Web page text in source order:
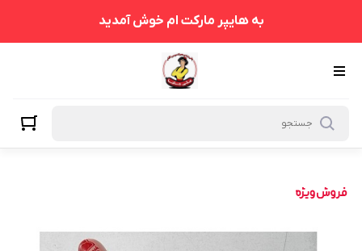
به هایپر مارکت ام خوش آمدید